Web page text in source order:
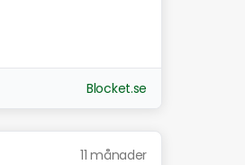
Blocket.se
11 månader